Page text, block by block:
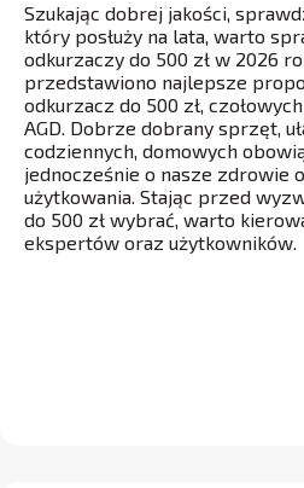
Szukając dobrej jakości,
który posłuży na lata, warto
odkurzaczy do 500 zł w 2026
przedstawiono najlepsze
odkurzacz do 500 zł,
AGD. Dobrze dobrany sprzęt,
codziennych, domowych
jednocześnie o nasze zdrowie
użytkowania. Stając przed
do 500 zł wybrać, warto
ekspertów oraz użytkowników.